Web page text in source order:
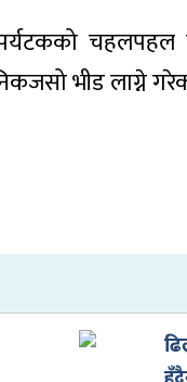
भीड लाग्ने